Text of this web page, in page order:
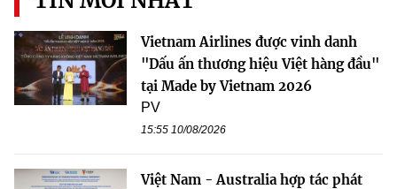
Vietnam Airlines được vinh danh
"Dấu ấn thương hiệu Việt hàng đầu"
tại Made by Vietnam 2026
PV
15:55 10/08/2026
Việt Nam - Australia hợp tác phát